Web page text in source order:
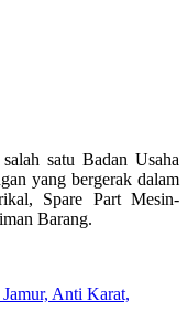
satu Badan Usaha
yang bergerak dalam
Spare Part Mesin-
Barang.
Anti Karat,